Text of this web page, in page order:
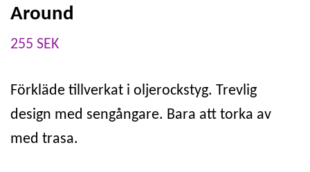
Around
255 SEK
Förkläde tillverkat i oljerockstyg. Trevlig
design med sengångare. Bara att torka av
med trasa.